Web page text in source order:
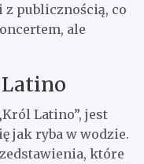
publicznością, co
ale
Latino”, jest
jak ryba w wodzie.
które